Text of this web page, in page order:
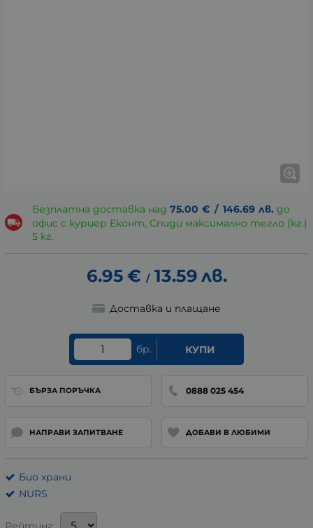
Безплатна доставка над 75.00 € / 146.69 лв. до
офис с куриер Еконт, Спиди максимално тегло (кг.)
5 кг.
6.95 € / 13.59 лв.
Доставка и плащане
бр. КУПИ
БЪРЗА ПОРЪЧКА 0888 025 454
НАПРАВИ ЗАПИТВАНЕ ДОБАВИ В ЛЮБИМИ
Био храни
NURS